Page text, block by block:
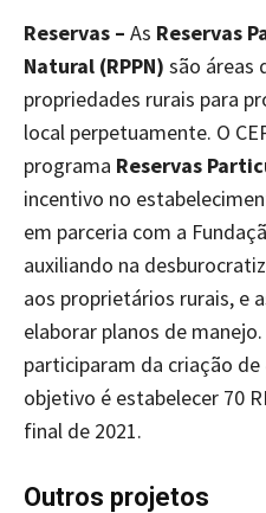
Reservas – As Reservas
Natural (RPPN) são áreas
propriedades rurais para
local perpetuamente. O
programa Reservas
incentivo no
em parceria com a
auxiliando na
aos proprietários rurais, e
elaborar planos de manejo.
participaram da criação de
objetivo é estabelecer 70
final de 2021.
Outros projetos